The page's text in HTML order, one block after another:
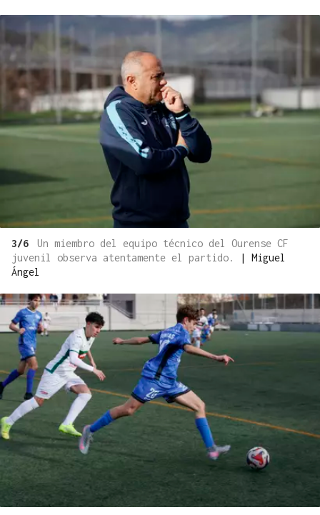
3/6
Un miembro del equipo técnico del Ourense CF
juvenil observa atentamente el partido.
| Miguel
Ángel